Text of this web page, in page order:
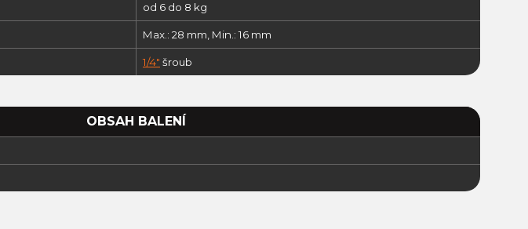
od 6 do 8 kg
Max.: 28 mm, Min.: 16 mm
1/4" šroub
OBSAH BALENÍ